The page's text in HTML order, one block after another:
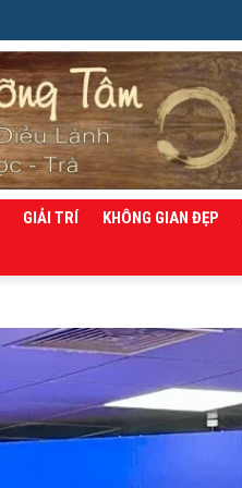
GIẢI TRÍ KHÔNG GIAN ĐẸP